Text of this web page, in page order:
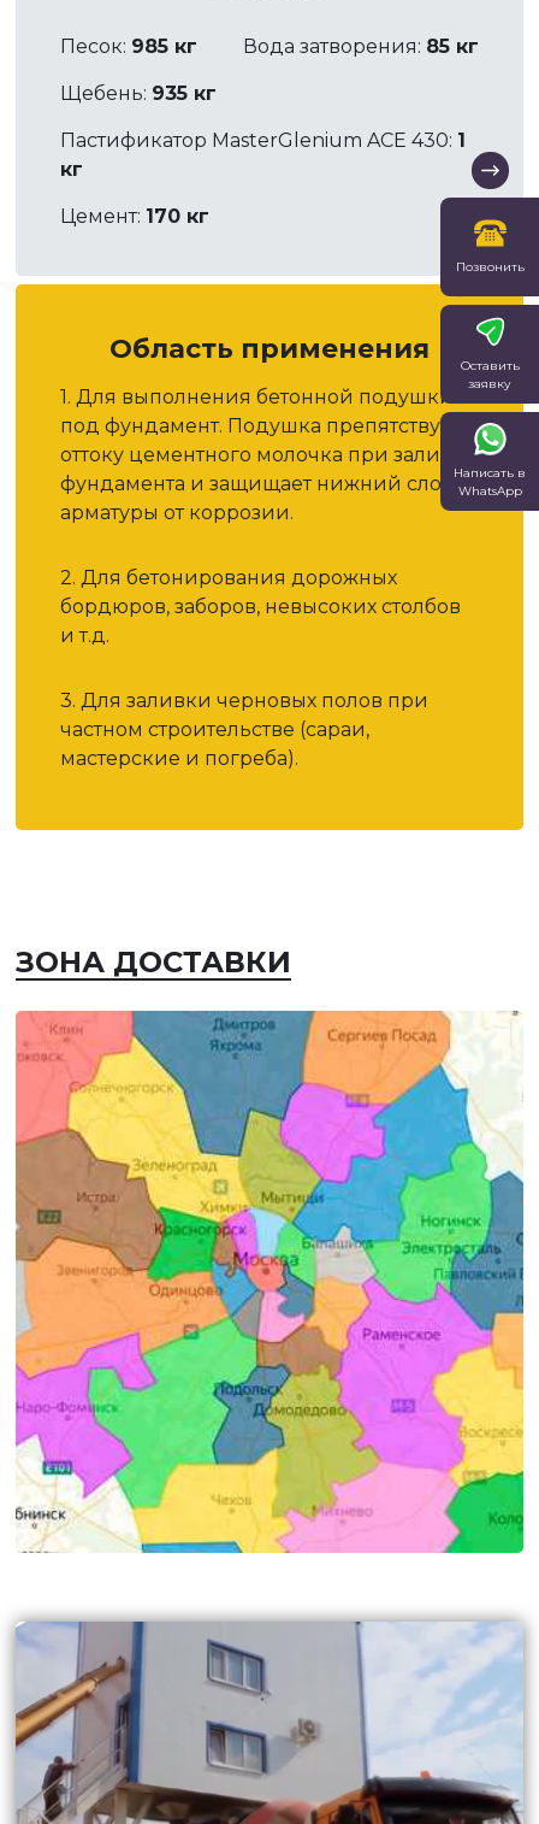
Песок: 985 кг Вода затворения: 85 кг
Щебень: 935 кг
Пастификатор MasterGlenium ACE 430: 1
кг
Цемент: 170 кг
Область применения
1. Для выполнения бетонной подушки
под фундамент. Подушка препятствует
оттоку цементного молочка при заливке
фундамента и защищает нижний слой
арматуры от коррозии.
2. Для бетонирования дорожных
бордюров, заборов, невысоких столбов
и т.д.
3. Для заливки черновых полов при
частном строительстве (сараи,
мастерские и погреба).
ЗОНА ДОСТАВКИ
Позвонить
Оставить
заявку
Написать в
WhatsApp